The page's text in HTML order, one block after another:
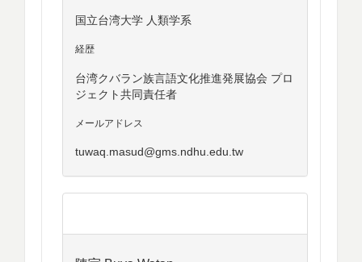
国立台湾大学 人類学系
経歴
台湾クバラン族言語文化推進発展協会 プロ
ジェクト共同責任者
メールアドレス
tuwaq.masud@gms.ndhu.edu.tw